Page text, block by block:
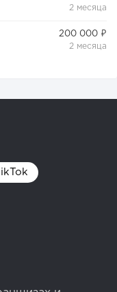
2 месяца
200 000 ₽
2 месяца